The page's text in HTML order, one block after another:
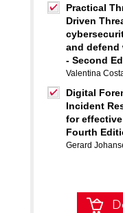
Practical
Driven
and defend
- Second
Valentina
Digital
Incident
for
Fourth
Gerard